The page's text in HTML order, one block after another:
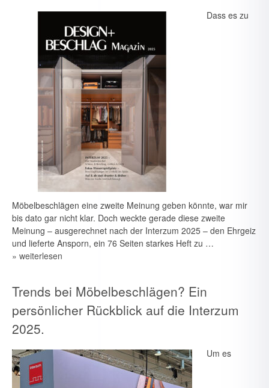
Dass es zu
Möbelbeschlägen eine zweite Meinung geben könnte, war mir
bis dato gar nicht klar. Doch weckte gerade diese zweite
Meinung – ausgerechnet nach der Interzum 2025 – den Ehrgeiz
und lieferte Ansporn, ein 76 Seiten starkes Heft zu …
» weiterlesen
Trends bei Möbelbeschlägen? Ein
persönlicher Rückblick auf die Interzum
2025.
Um es